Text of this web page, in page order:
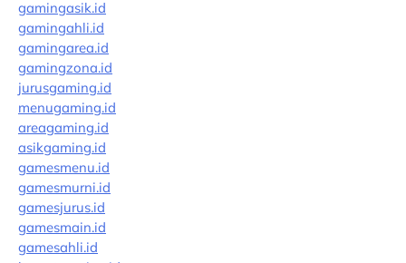
gamingasik.id
gamingahli.id
gamingarea.id
gamingzona.id
jurusgaming.id
menugaming.id
areagaming.id
asikgaming.id
gamesmenu.id
gamesmurni.id
gamesjurus.id
gamesmain.id
gamesahli.id